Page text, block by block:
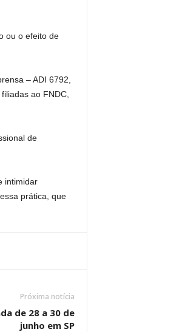
ou o efeito de
– ADI 6792,
ao FNDC,
de
intimidar
prática, que
Próxima notícia
de 28 a 30 de
junho em SP